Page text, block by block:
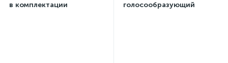
в комплектации
голосообразующий